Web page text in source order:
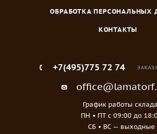
ОБРАБОТКА ПЕРСОНАЛЬНЫХ
КОНТАКТЫ
+7(495)775 72 74
График работы
ПН • ПТ c 09:00 до
СБ • ВС — выходные